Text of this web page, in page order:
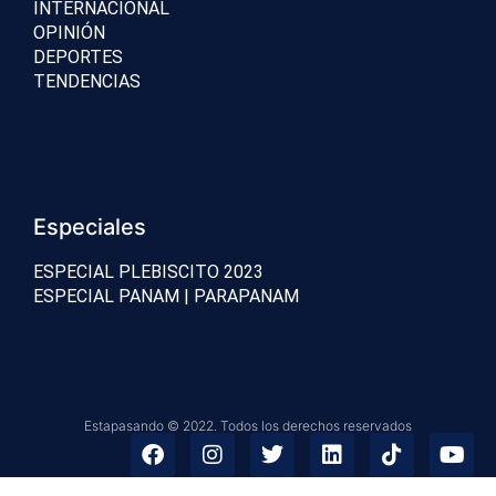
INTERNACIONAL
OPINIÓN
DEPORTES
TENDENCIAS
Especiales
ESPECIAL PLEBISCITO 2023
ESPECIAL PANAM | PARAPANAM
Estapasando © 2022. Todos los derechos reservados